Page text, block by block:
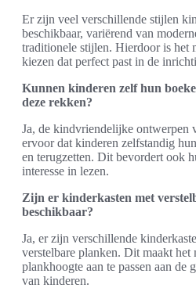
Er zijn veel verschillende stijlen
beschikbaar, variërend van
traditionele stijlen. Hierdoor is het
kiezen dat perfect past in de
Kunnen kinderen zelf hun
deze rekken?
Ja, de kindvriendelijke ontwerpen
ervoor dat kinderen zelfstandig
en terugzetten. Dit bevordert ook
interesse in lezen.
Zijn er kinderkasten met
beschikbaar?
Ja, er zijn verschillende
verstelbare planken. Dit maakt het
plankhoogte aan te passen aan de
van kinderen.